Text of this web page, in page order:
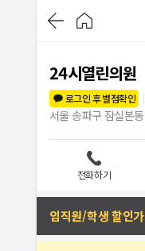
24시열린의원
로그인 후 별점확인
서울 송파구 잠실본동
전화하기
임직원/학생 할인가